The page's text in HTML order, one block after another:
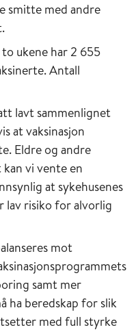
smitte med andre
ukene har 2 655
Antall
lavt sammenlignet
at vaksinasjon
Eldre og andre
vi vente en
at sykehusenes
lav risiko for alvorlig
mot
samt mer
ha beredskap for slik
med full styrke